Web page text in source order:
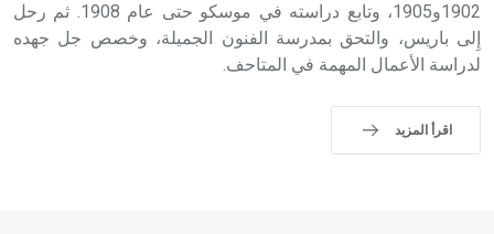
1902و1905، وتابع دراسته في موسكو حتى عام 1908. ثم رحل
إِلى باريس، والتحق بمدرسة الفنون الجميلة، وخصص جل جهده
لدراسة الأعمال المهمة في المتاحف.
اقرأ المزيد